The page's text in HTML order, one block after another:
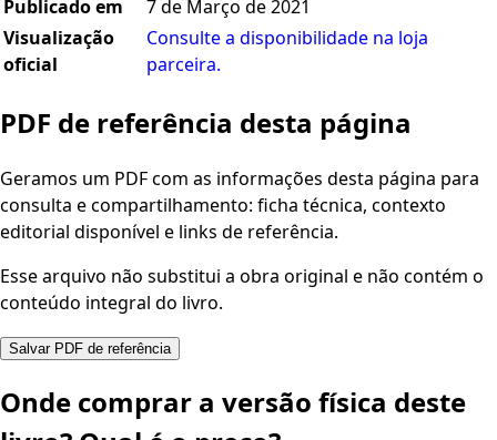
Publicado em
7 de Março de 2021
Visualização
oficial
Consulte a disponibilidade na loja
parceira.
PDF de referência desta página
Geramos um PDF com as informações desta página para
consulta e compartilhamento: ficha técnica, contexto
editorial disponível e links de referência.
Esse arquivo não substitui a obra original e não contém o
conteúdo integral do livro.
Salvar PDF de referência
Onde comprar a versão física deste